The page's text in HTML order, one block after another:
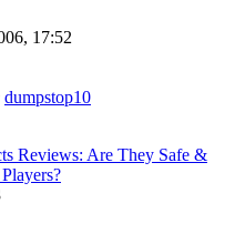
17:52
dumpstop10
Reviews: Are They Safe &